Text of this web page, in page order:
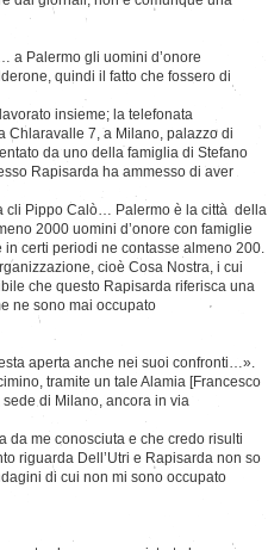
a Palermo gli uomini d’onore
quindi il fatto che fossero di
insieme; la telefonata
Chlaravalle 7, a Milano, palazzo di
da uno della famiglia di Stefano
Rapisarda ha ammesso di aver
cli Pippo Calò… Palermo è la città della
2000 uomini d’onore con famiglie
certi periodi ne contasse almeno 200.
cioè Cosa Nostra, i cui
che questo Rapisarda riferisca una
ne sono mai occupato
aperta anche nei suoi confronti…».
tramite un tale Alamia [Francesco
di Milano, ancora in via
da me conosciuta e che credo risulti
riguarda Dell’Utri e Rapisarda non so
di cui non mi sono occupato